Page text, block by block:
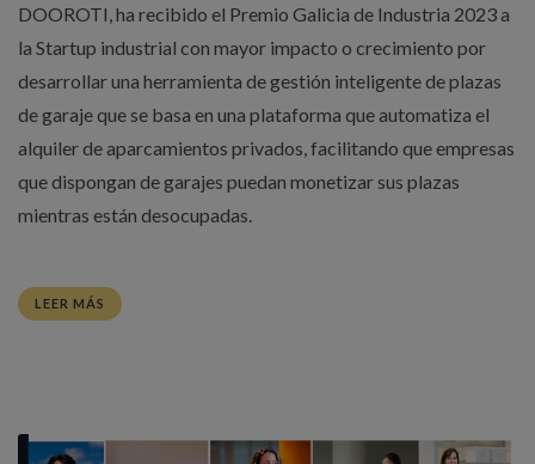
DOOROTI, ha recibido el Premio Galicia de Industria 2023 a
la Startup industrial con mayor impacto o crecimiento por
desarrollar una herramienta de gestión inteligente de plazas
de garaje que se basa en una plataforma que automatiza el
alquiler de aparcamientos privados, facilitando que empresas
que dispongan de garajes puedan monetizar sus plazas
mientras están desocupadas.
LEER MÁS